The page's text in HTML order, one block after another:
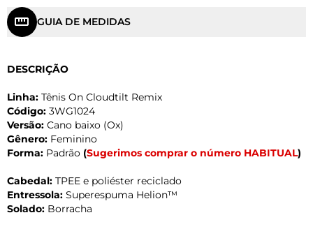
GUIA DE MEDIDAS
DESCRIÇÃO
Linha: Tênis On Cloudtilt Remix
Código: 3WG1024
Versão: Cano baixo (Ox)
Gênero: Feminino
Forma: Padrão (Sugerimos comprar o número HABITUAL)
Cabedal: TPEE e poliéster reciclado
Entressola: Superespuma Helion™
Solado: Borracha